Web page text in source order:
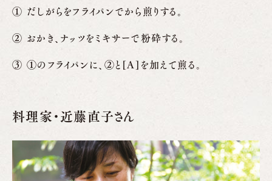
だしがらをフライパンでから煎りする。
おかき、ナッツをミキサーで粉砕する。
①のフライパンに、②と[A]を加えて煎る。
料理家・近藤直子さん